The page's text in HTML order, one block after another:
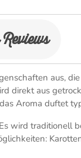
aus,
direkt aus
Aroma duftet
Es wird traditionell